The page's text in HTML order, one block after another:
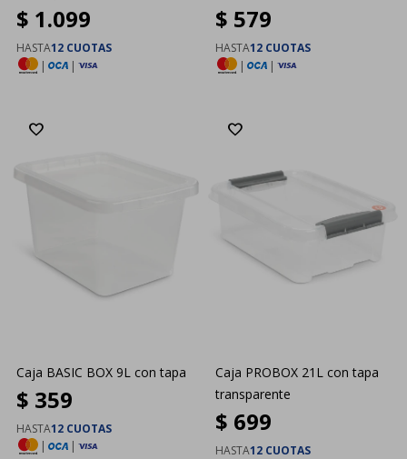
$ 1.099
HASTA12 CUOTAS
|
|
$ 579
HASTA12 CUOTAS
|
|
Caja BASIC BOX 9L con tapa
$ 359
HASTA12 CUOTAS
|
|
Caja PROBOX 21L con tapa
transparente
$ 699
HASTA12 CUOTAS